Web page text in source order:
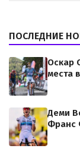
ПОСЛЕДНИЕ
Оскар
места
Деми
Франс